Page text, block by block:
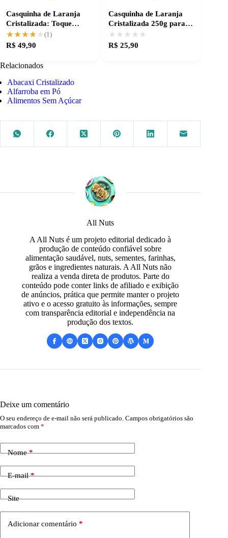
Casquinha de Laranja
Cristalizada: Toque
Especial na Sua Receita
★★★★★
★★★★★ (1)
R$ 49,90
Casquinha de Laranja
Cristalizada 250g para
receitas especiais
★★★★★
★★★★★
R$ 25,90
Relacionados
Abacaxi Cristalizado
Alfarroba em Pó
Alimentos Sem Açúcar
All Nuts
A All Nuts é um projeto editorial dedicado à
produção de conteúdo confiável sobre
alimentação saudável, nuts, sementes, farinhas,
grãos e ingredientes naturais. A All Nuts não
realiza a venda direta de produtos. Parte do
conteúdo pode conter links de afiliado e exibição
de anúncios, prática que permite manter o projeto
ativo e o acesso gratuito às informações, sempre
com transparência editorial e independência na
produção dos textos.
Deixe um comentário
O seu endereço de e-mail não será publicado. Campos obrigatórios são
marcados com *
Nome*
E-mail*
Site
Adicionar comentário *